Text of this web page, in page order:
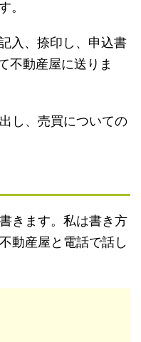
。
入、捺印し、申込書
不動産屋に送りま
し、売買についての
きます。私は書き方
動産屋と電話で話し